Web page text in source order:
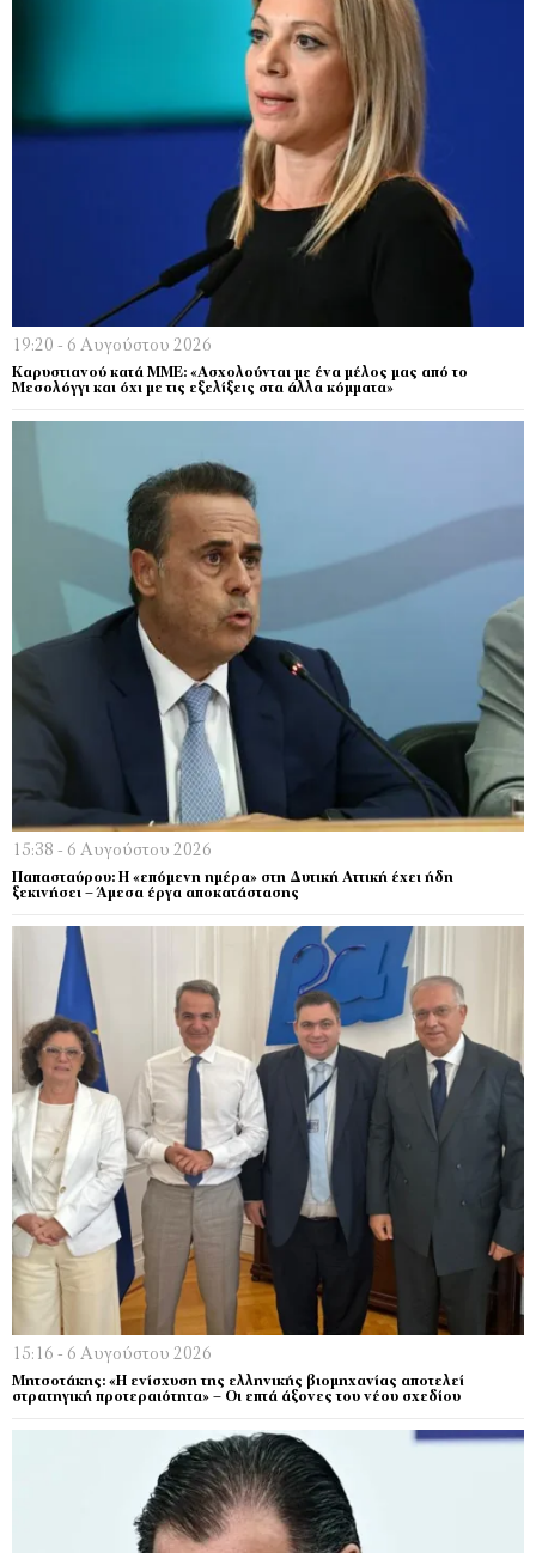
19:20 - 6 Αυγούστου 2026
Καρυστιανού κατά ΜΜΕ: «Ασχολούνται με ένα μέλος μας από το
Μεσολόγγι και όχι με τις εξελίξεις στα άλλα κόμματα»
15:38 - 6 Αυγούστου 2026
Παπασταύρου: Η «επόμενη ημέρα» στη Δυτική Αττική έχει ήδη
ξεκινήσει – Άμεσα έργα αποκατάστασης
15:16 - 6 Αυγούστου 2026
Μητσοτάκης: «Η ενίσχυση της ελληνικής βιομηχανίας αποτελεί
στρατηγική προτεραιότητα» – Οι επτά άξονες του νέου σχεδίου